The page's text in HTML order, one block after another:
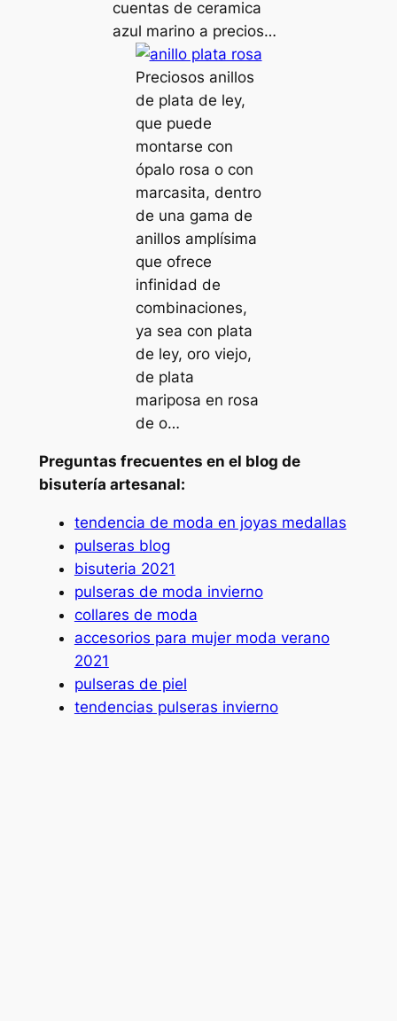
cuentas de ceramica
azul marino a precios…
Preciosos anillos
de plata de ley,
que puede
montarse con
ópalo rosa o con
marcasita, dentro
de una gama de
anillos amplísima
que ofrece
infinidad de
combinaciones,
ya sea con plata
de ley, oro viejo,
de plata
mariposa en rosa
de o…
Preguntas frecuentes en el blog de
bisutería artesanal:
tendencia de moda en joyas medallas
pulseras blog
bisuteria 2021
pulseras de moda invierno
collares de moda
accesorios para mujer moda verano
2021
pulseras de piel
tendencias pulseras invierno